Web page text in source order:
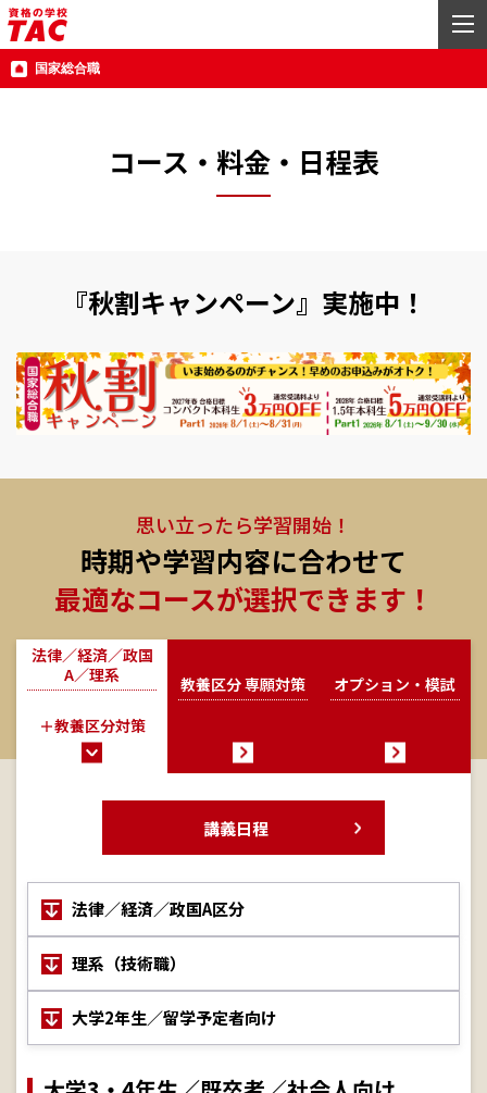
国家総合職
コース・料金・日程表
『秋割キャンペーン』実施中！
思い立ったら学習開始！
時期や学習内容に合わせて
最適なコースが選択できます！
法律／経済／政国
A／理系
＋教養区分対策
教養区分 専願対策 オプション・模試
講義日程
法律／経済／政国A区分
理系（技術職）
大学2年生／留学予定者向け